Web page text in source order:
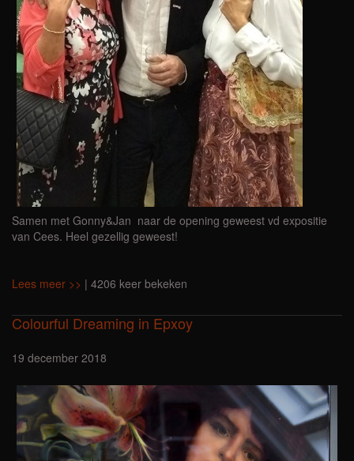
Samen met Gonny&Jan naar de opening geweest vd expositie
van Cees. Heel gezellig geweest!
Lees meer >> | 4206 keer bekeken
Colourful Dreaming in Epxoy
19 december 2018